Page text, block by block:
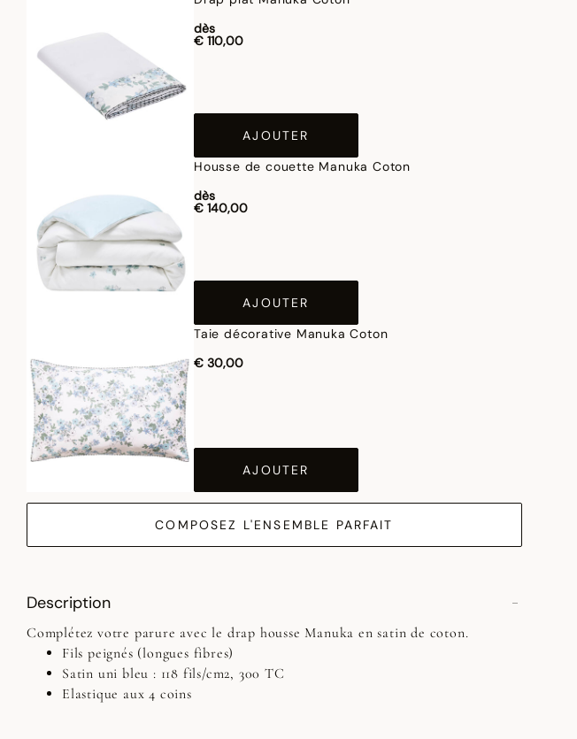
dès
€ 110,00
AJOUTER
Housse de couette Manuka Coton
dès
€ 140,00
AJOUTER
Taie décorative Manuka Coton
€ 30,00
AJOUTER
COMPOSEZ L'ENSEMBLE PARFAIT
Description
Complétez votre parure avec le drap housse Manuka en satin de coton.
Fils peignés (longues fibres)
Satin uni bleu : 118 fils/cm2, 300 TC
Elastique aux 4 coins